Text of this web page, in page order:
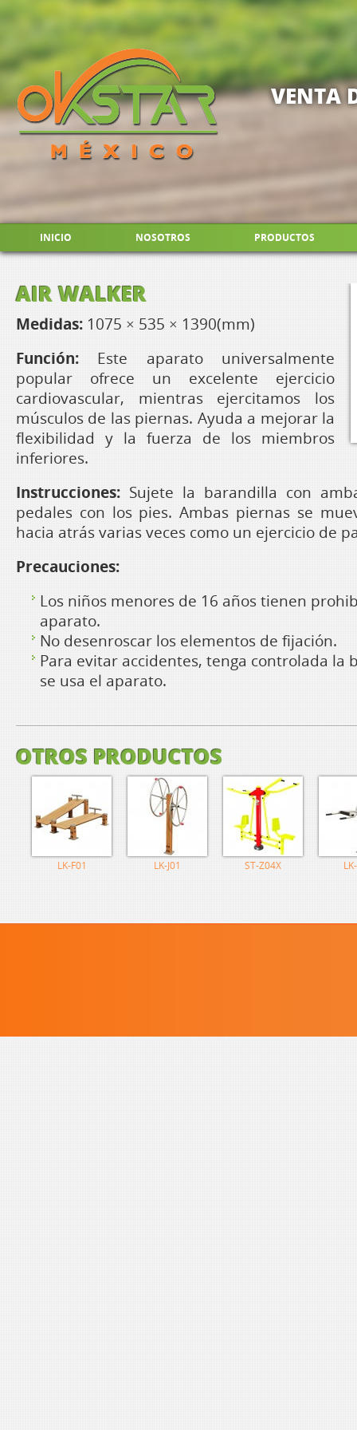
VENTA
INICIO NOSOTROS PRODUCTOS
AIR WALKER
Medidas: 1075 × 535 × 1390(mm)
Función: Este aparato universalmente
popular ofrece un excelente ejercicio
cardiovascular, mientras ejercitamos los
músculos de las piernas. Ayuda a mejorar la
flexibilidad y la fuerza de los miembros
inferiores.
Instrucciones: Sujete la barandilla con
pedales con los pies. Ambas piernas se
hacia atrás varias veces como un ejercicio de
Precauciones:
Los niños menores de 16 años tienen
aparato.
No desenroscar los elementos de fijación.
Para evitar accidentes, tenga controlada la
se usa el aparato.
OTROS PRODUCTOS
LK-F01 LK-J01 ST-Z04X